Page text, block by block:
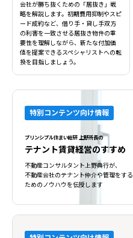
会社が勝ち抜くための「居抜き」戦
略を解説します。初期費用抑制やスピ
ード成約など、借り手・貸し手双方
の利害を一致させる居抜き物件の重
要性を理解しながら、新たな付加価
値を提案できるスペシャリストへの転
換を目指しましょう。
特別コンテンツ向け情報
プリンシプル住まい総研 上野所長の
テナント賃貸経営のすすめ
不動産コンサルタント上野典行が、
不動産会社のテナント仲介や管理をする
ためのノウハウを伝授します